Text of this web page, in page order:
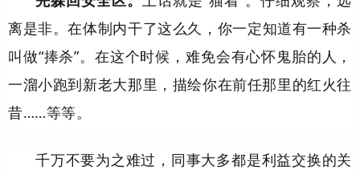
离是非。在体制内干了这么久， 你一定知道有一种杀
叫做“捧杀”。在这个时候， 难免会有心怀鬼胎的人，
一溜小跑到新老大那里，描绘你在前任那里的红火往
昔……等等。
千万不要为之难过， 同事大多都是利益交换的关